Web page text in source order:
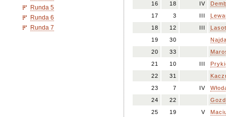
Runda 5
Runda 6
Runda 7
16
18 IV
17
3 III
18
12 III
19
30
20
33
21
10 III
22
31
23
7 IV
24
22
25
19 V